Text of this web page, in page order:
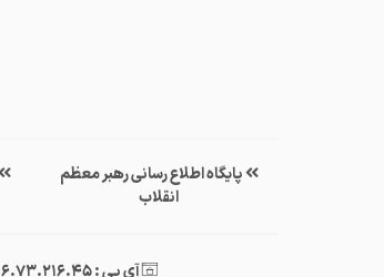
پایگاه اطلاع رسانی رهبر معظم
انقلاب
آی پی : 216.73.216.45